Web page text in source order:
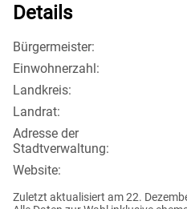
Details
Bürgermeister:
Einwohnerzahl:
Landkreis:
Landrat:
Adresse der
Stadtverwaltung:
Website:
Zuletzt aktualisiert am 22.